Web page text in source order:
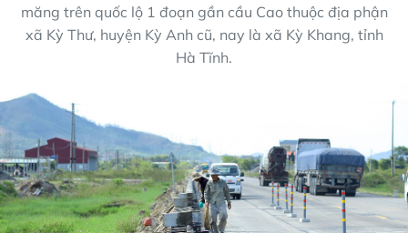
măng trên quốc lộ 1 đoạn gần cầu Cao thuộc địa phận
xã Kỳ Thư, huyện Kỳ Anh cũ, nay là xã Kỳ Khang, tỉnh
Hà Tĩnh.